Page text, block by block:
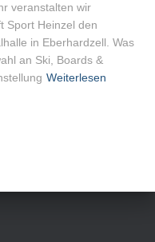
veranstalten wir
Sport Heinzel den
in Eberhardzell. Was
an Ski, Boards &
Weiterlesen